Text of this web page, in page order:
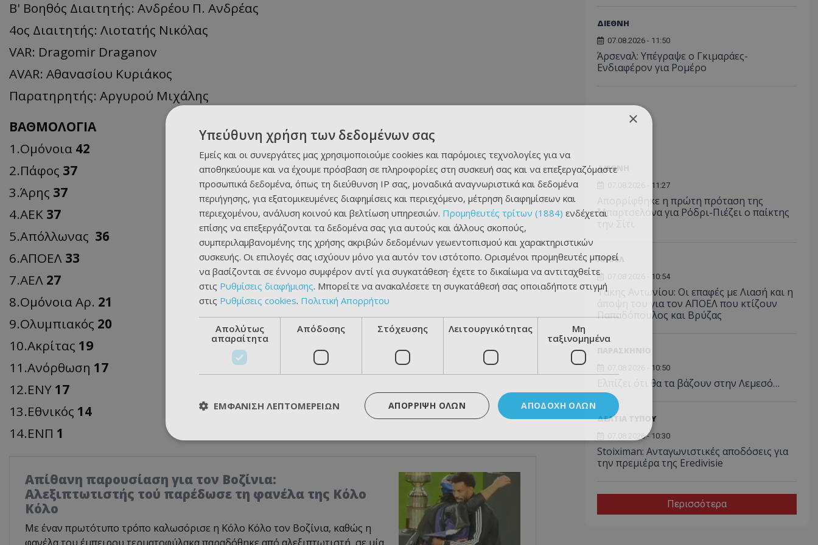
Β' Βοηθός Διαιτητής: Ανδρέου Π. Ανδρέας
4ος Διαιτητής: Λιοτατής Νικόλας
VAR: Dragomir Draganov
AVAR: Αθανασίου Κυριάκος
Παρατηρητής: Αργυρού Μιχάλης
ΒΑΘΜΟΛΟΓΙΑ
1.Ομόνοια 42
2.Πάφος 37
3.Άρης 37
4.ΑΕΚ 37
5.Απόλλωνας 36
6.ΑΠΟΕΛ 33
7.ΑΕΛ 27
8.Ομόνοια Αρ. 21
9.Ολυμπιακός 20
10.Ακρίτας 19
11.Ανόρθωση 17
12.ΕΝΥ 17
13.Εθνικός 14
14.ΕΝΠ 1
Απίθανη παρουσίαση για τον Βοζίνια:
Αλεξιπτωτιστής τού παρέδωσε τη φανέλα της Κόλο
Κόλο
Με έναν πρωτότυπο τρόπο καλωσόρισε η Κόλο Κόλο τον Βοζίνια, καθώς η
ΔΙΕΘΝΗ
07.08.2026 - 11:50
Άρσεναλ: Υπέγραψε ο Γκιμαράες-
Ενδιαφέρον για Ρομέρο
ΔΙΕΘΝΗ
07.08.2026 - 11:27
Απορρίφθηκε η πρώτη πρόταση της
Μπαρτσελόνα για Ρόδρι-Πιέζει ο παίκτης
ΑΠΟΕΛ
07.08.2026 - 10:54
Τάκης Αντωνίου: Οι επαφές με Λιασή και η
άποψη του για τον ΑΠΟΕΛ που κτίζουν
Παπαδόπουλος και Βρύζας
07.08.2026 - 10:50
Ελπίζει ότι θα τα βάζουν στην Λεμεσό…
ΔΕΛΤΙΑ ΤΥΠΟΥ
07.08.2026 - 10:30
Stoiximan: Ανταγωνιστικές αποδόσεις για
την πρεμιέρα της Eredivisie
Περισσότερα
×
Υπεύθυνη χρήση των δεδομένων σας
Εμείς και οι συνεργάτες μας χρησιμοποιούμε cookies και παρόμοιες τεχνολογίες για να
αποθηκεύουμε και να έχουμε πρόσβαση σε πληροφορίες στη συσκευή σας και να επεξεργαζόμαστε
προσωπικά δεδομένα, όπως τη διεύθυνση IP σας, μοναδικά αναγνωριστικά και δεδομένα
περιήγησης, για εξατομικευμένες διαφημίσεις και περιεχόμενο, μέτρηση διαφημίσεων και
περιεχομένου, ανάλυση κοινού και βελτίωση υπηρεσιών. Προμηθευτές τρίτων (1884) ενδέχεται
επίσης να επεξεργάζονται τα δεδομένα σας για αυτούς και άλλους σκοπούς,
συμπεριλαμβανομένης της χρήσης ακριβών δεδομένων γεωεντοπισμού και χαρακτηριστικών
συσκευής. Οι επιλογές σας ισχύουν μόνο για αυτόν τον ιστότοπο. Ορισμένοι προμηθευτές μπορεί
να βασίζονται σε έννομο συμφέρον αντί για συγκατάθεση· έχετε το δικαίωμα να αντιταχθείτε
στις Ρυθμίσεις διαφήμισης. Μπορείτε να ανακαλέσετε τη συγκατάθεσή σας οποιαδήποτε στιγμή
στις Ρυθμίσεις cookies. Πολιτική Απορρήτου
Απολύτως
απαραίτητα
Απόδοσης Στόχευσης Λειτουργικότητας
Μη
ταξινομημένα
ΑΠΟΔΟΧΉ ΌΛΩΝ
ΑΠΌΡΡΙΨΗ ΌΛΩΝ
ΕΜΦΆΝΙΣΗ ΛΕΠΤΟΜΕΡΕΙΏΝ